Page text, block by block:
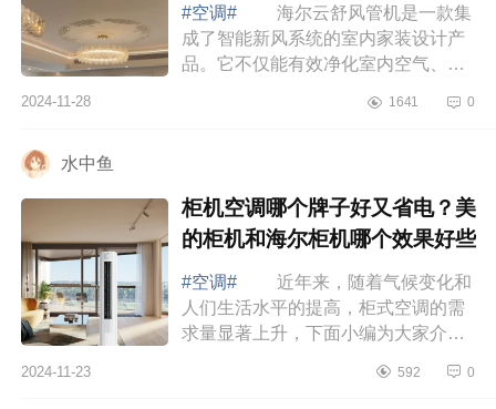
#空调#
海尔云舒风管机是一款集
成了智能新风系统的室内家装设计产
品。它不仅能有效净化室内空气、通
节，满足您对室内空气质量的高要
2024-11-28 1641 0
水中鱼
柜机空调哪个牌子好又省电？美
的柜机和海尔柜机哪个效果好些
#空调#
近年来，随着气候变化和
人们生活水平的提高，柜式空调的需
求量显著上升，下面小编为大家介绍
柜机和海尔柜机哪个效果好些 柜
2024-11-23 592 0